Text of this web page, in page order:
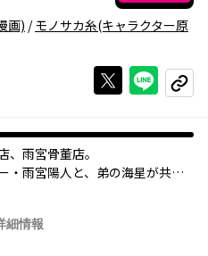
画) /モノサカ糸(キャラクター原
Xで投稿する
ライン
コピー
、雨宮骨董店。
・雨宮陽人と、弟の海星が共に
クの妖精が視え…？
細情報